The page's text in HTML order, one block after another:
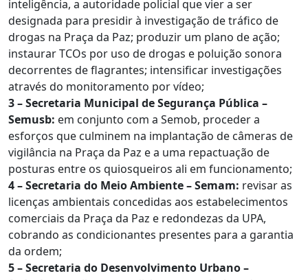
inteligência, a autoridade policial que vier a ser
designada para presidir à investigação de tráfico de
drogas na Praça da Paz; produzir um plano de ação;
instaurar TCOs por uso de drogas e poluição sonora
decorrentes de flagrantes; intensificar investigações
através do monitoramento por vídeo;
3 – Secretaria Municipal de Segurança Pública –
Semusb: em conjunto com a Semob, proceder a
esforços que culminem na implantação de câmeras de
vigilância na Praça da Paz e a uma repactuação de
posturas entre os quiosqueiros ali em funcionamento;
4 – Secretaria do Meio Ambiente – Semam: revisar as
licenças ambientais concedidas aos estabelecimentos
comerciais da Praça da Paz e redondezas da UPA,
cobrando as condicionantes presentes para a garantia
da ordem;
5 – Secretaria do Desenvolvimento Urbano –